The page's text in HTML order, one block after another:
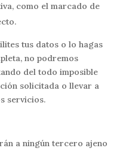
como el marcado de
tus datos o lo hagas
no podremos
del todo imposible
solicitada o llevar a
servicios.
a ningún tercero ajeno